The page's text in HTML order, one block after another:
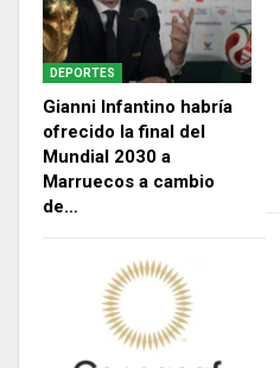
DEPORTES
Gianni Infantino habría
ofrecido la final del
Mundial 2030 a
Marruecos a cambio
de…